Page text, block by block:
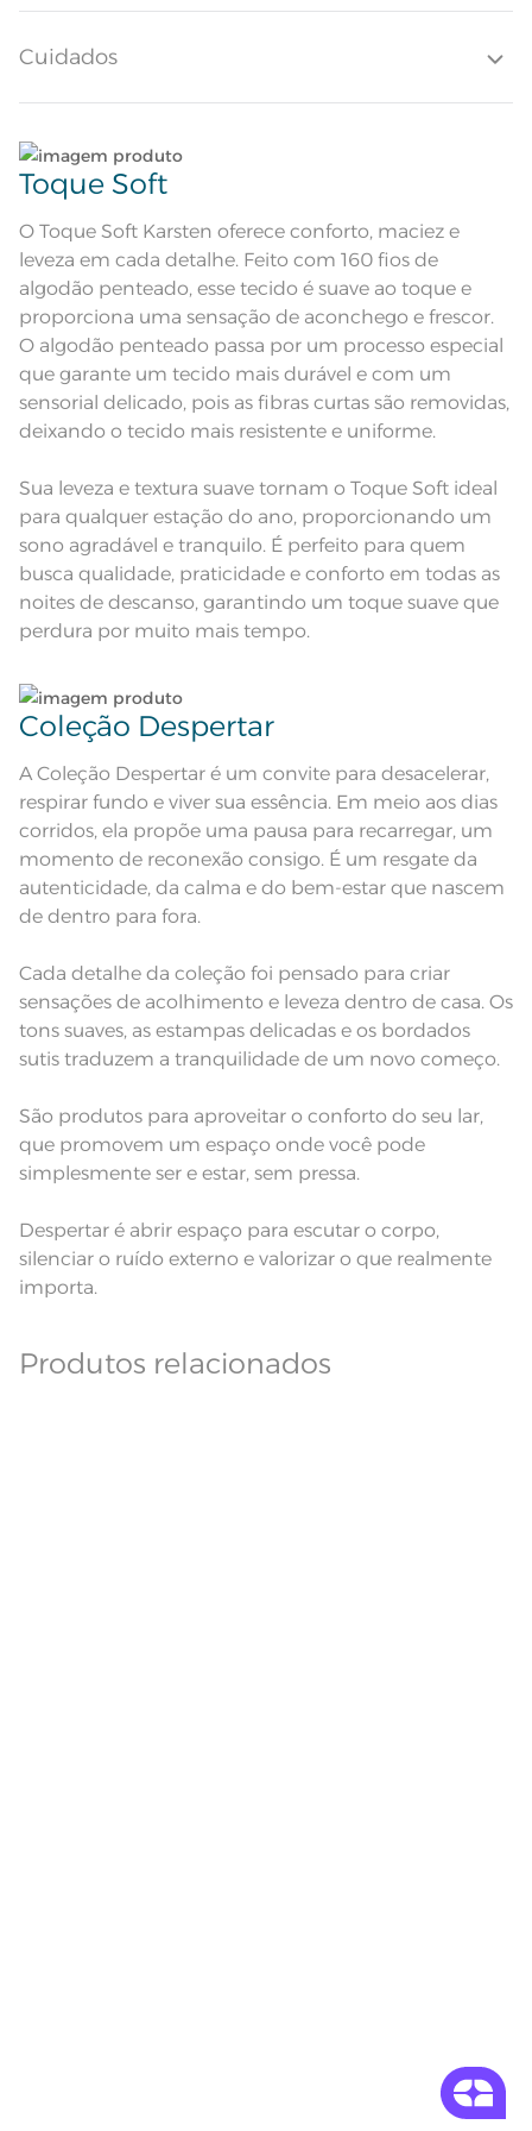
Quantidade de Peças
Atributos
sem abas
Descrição Visual
Fundo com padronagem de riscas
em base bege e estampado de
marrons variados. O lençol de
elástico em marrom escuro tem
um riscado discreto
Composição 100% Algodão
Tamanho King
Fronhas
Medida
Sobrelençol: 2,90m x 2,40m; Lençol
de Elástico: 1,93m x 2,03m x 35cm;
Fronha: 50cm x 70cm
Acabamento Estampado
Pode haver pequena variação de
cor, de acordo com a configuração
Cuidados
Lave tipos de tecidos distintos separadamente;
Não lave cores claras e cores escuras no mesmo
ciclo;
Lave as peças no ciclo leve, suave ou delicado de
sua lavadora;
Enxágue as peças com bastante água;
Utilize a quantidade mínima de amaciante e sabão;
Leia atentamente as instruções na etiqueta.
Toque Soft
O Toque Soft Karsten oferece conforto, maciez e
leveza em cada detalhe. Feito com 160 fios de
algodão penteado, esse tecido é suave ao toque e
proporciona uma sensação de aconchego e frescor.
O algodão penteado passa por um processo especial
que garante um tecido mais durável e com um
sensorial delicado, pois as fibras curtas são removidas,
deixando o tecido mais resistente e uniforme.
Sua leveza e textura suave tornam o Toque Soft ideal
para qualquer estação do ano, proporcionando um
sono agradável e tranquilo. É perfeito para quem
busca qualidade, praticidade e conforto em todas as
noites de descanso, garantindo um toque suave que
perdura por muito mais tempo.
Coleção Despertar
A Coleção Despertar é um convite para desacelerar,
respirar fundo e viver sua essência. Em meio aos dias
corridos, ela propõe uma pausa para recarregar, um
momento de reconexão consigo. É um resgate da
autenticidade, da calma e do bem-estar que nascem
de dentro para fora.
Cada detalhe da coleção foi pensado para criar
sensações de acolhimento e leveza dentro de casa. Os
tons suaves, as estampas delicadas e os bordados
sutis traduzem a tranquilidade de um novo começo.
São produtos para aproveitar o conforto do seu lar,
que promovem um espaço onde você pode
simplesmente ser e estar, sem pressa.
Despertar é abrir espaço para escutar o corpo,
silenciar o ruído externo e valorizar o que realmente
importa.
Produtos relacionados